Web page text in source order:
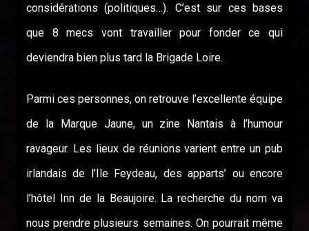
considérations (politiques…). C’est sur ces bases
que 8 mecs vont travailler pour fonder ce qui
deviendra bien plus tard la Brigade Loire.
Parmi ces personnes, on retrouve l’excellente équipe
de la Marque Jaune, un zine Nantais à l’humour
ravageur. Les lieux de réunions varient entre un pub
irlandais de l’Ile Feydeau, des apparts’ ou encore
l’hôtel Inn de la Beaujoire. La recherche du nom va
nous prendre plusieurs semaines. On pourrait même